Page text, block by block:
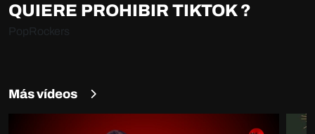
QUIERE PROHIBIR TIKTOK ?
PopRockers
Más vídeos